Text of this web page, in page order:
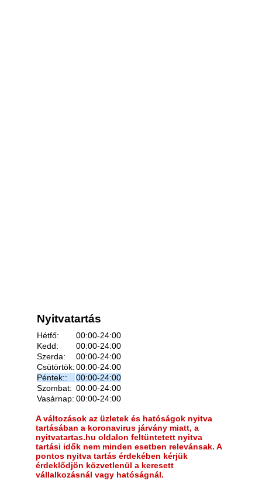
Nyitvatartás
Hétfő:
00:00-24:00
Kedd:
00:00-24:00
Szerda:
00:00-24:00
Csütörtök:00:00-24:00
Péntek::
00:00-24:00
Szombat: 00:00-24:00
Vasárnap: 00:00-24:00
A változások az üzletek és hatóságok nyitva
tartásában a koronavirus járvány miatt, a
nyitvatartas.hu oldalon feltüntetett nyitva
tartási idők nem minden esetben relevánsak. A
pontos nyitva tartás érdekében kérjük
érdeklődjön közvetlenül a keresett
vállalkozásnál vagy hatóságnál.